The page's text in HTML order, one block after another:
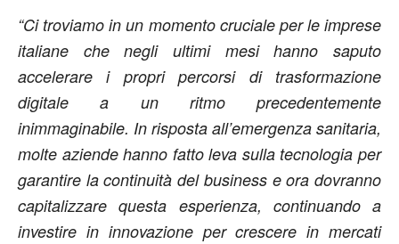
“Ci troviamo in un momento cruciale per le imprese
italiane che negli ultimi mesi hanno saputo
accelerare i propri percorsi di trasformazione
digitale a un ritmo precedentemente
inimmaginabile. In risposta all’emergenza sanitaria,
molte aziende hanno fatto leva sulla tecnologia per
garantire la continuità del business e ora dovranno
capitalizzare questa esperienza, continuando a
investire in innovazione per crescere in mercati